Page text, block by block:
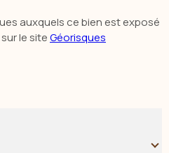
auxquels ce bien est exposé
le siteGéorisques